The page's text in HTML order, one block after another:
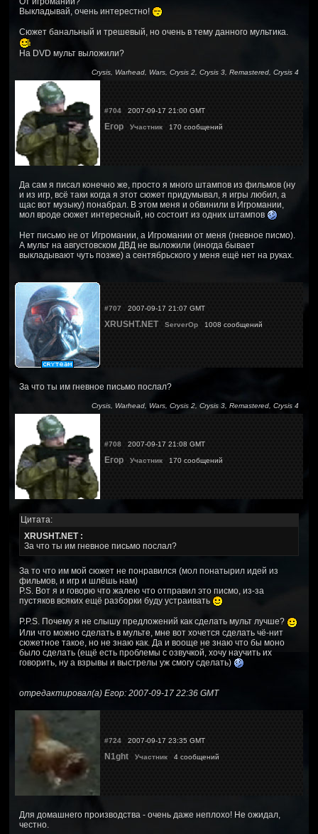
Выкладывай, очень интерестно!
Сюжет банальный и трешевый, но очень в тему данного мультика.
На DVD мульт выложили?
Crysis, Warhead, Wars, Crysis 2, Crysis 3, Remastered, Crysis 4
#704 2007-09-17 21:00 GMT
Егор Участник 170 сообщений
Да сам я писал конечно же, просто я много штампов из фильмов (ну
и из игр, всё таки когда я этот сюжет придумывал, я игры любил, а
щас вот музыку) понабрал. В этом меня и обвинили в Игромании,
мол вроде сюжет интересный, но состоит из одних штампов
Нет письмо не от Игромании, а Игромании от меня (гневное писмо).
А мульт на августовском ДВД не выложили (иногда бывает
выкладывают чуть позже) а сентябрьского у меня ещё нет на руках.
#707 2007-09-17 21:07 GMT
XRUSHT.NET ServerOp 1008 сообщений
За что ты им гневное письмо послал?
Crysis, Warhead, Wars, Crysis 2, Crysis 3, Remastered, Crysis 4
#708 2007-09-17 21:08 GMT
Егор Участник 170 сообщений
Цитата:
XRUSHT.NET :
За что ты им гневное письмо послал?
За то что им мой сюжет не понравился (мол понатырил идей из
фильмов, и игр и шлёшь нам)
P.S. Вот я и говорю что жалею что отправил это писмо, из-за
пустяков всяких ещё разборки буду устраивать
P.P.S. Почему я не слышу предложений как сделать мульт лучше?
Или что можно сделать в мульте, мне вот хочется сделать чё-нит
сюжетное такое, но не знаю как. Да и вооще не знаю что бы моно
было сделать (ещё есть проблемы с озвучкой, хочу научить их
говорить, ну а взрывы и выстрелы уж смогу сделать)
отредактировал(а) Егор: 2007-09-17 22:36 GMT
#724 2007-09-17 23:35 GMT
N1ght Участник 4 сообщений
Для домашнего производства - очень даже неплохо! Не ожидал,
честно.